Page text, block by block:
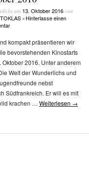
am 13. Oktober 2016von
• Hinterlasse einen
kompakt präsentieren wir
bevorstehenden Kinostarts
Oktober 2016. Unter anderem
Welt der Wunderlichs und
nebst
Südfrankreich. Er will es mit
krachen … Weiterlesen →